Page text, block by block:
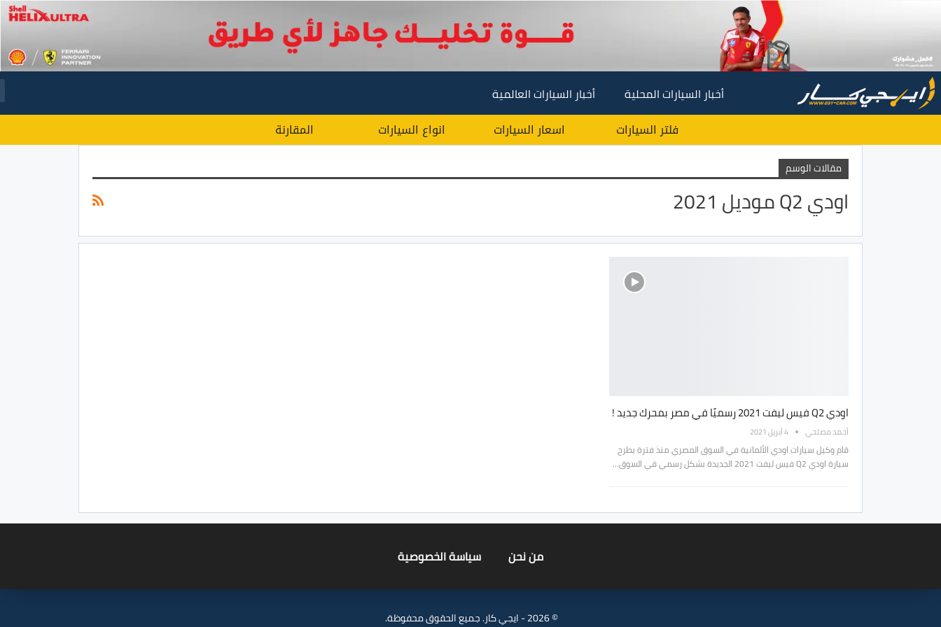
أخبار السيارات المحلية أخبار السيارات العالمية
فلتر السيارات اسعار السيارات انواع السيارات المقارنة
مقالات الوسم
اودي Q2 موديل 2021
اودي Q2 فيس ليفت 2021 رسميًا في مصر بمحرك جديد !
أحمد مصلحي 4 أبريل 2021
قام وكيل سيارات اودي الألمانية في السوق المصري منذ فترة بطرح
سيارة اودي Q2 فيس ليفت 2021 الجديدة بشكل رسمي في السوق…
من نحن سياسة الخصوصية
© 2026 - ايجي كار. جميع الحقوق محفوظة.